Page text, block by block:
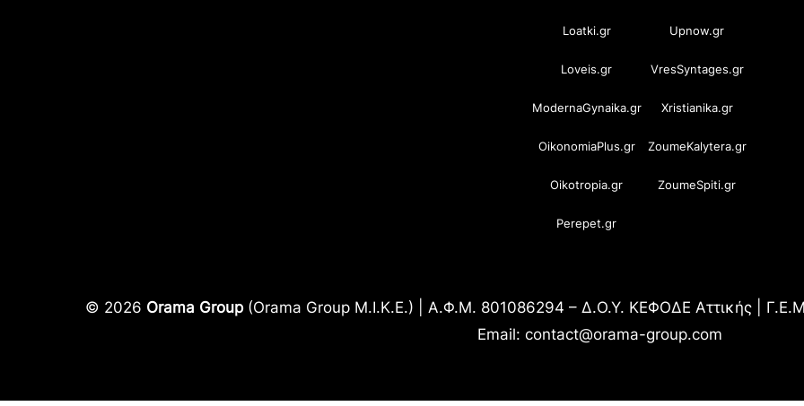
Loatki.gr Upnow.gr
Loveis.gr VresSyntages.gr
ModernaGynaika.gr Xristianika.gr
OikonomiaPlus.gr ZoumeKalytera.gr
Oikotropia.gr ZoumeSpiti.gr
Perepet.gr
© 2026 Orama Group(Orama Group Μ.Ι.Κ.Ε.) | Α.Φ.Μ. 801086294 – Δ.Ο.Υ. ΚΕΦΟΔΕ Αττικής |
Email: contact@orama-group.com